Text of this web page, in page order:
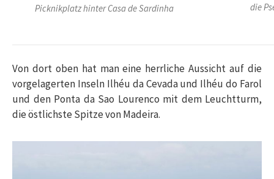
Picknikplatz hinter Casa de Sardinha die
Von dort oben hat man eine herrliche Aussicht auf die
vorgelagerten Inseln Ilhéu da Cevada und Ilhéu do Farol
und den Ponta da Sao Lourenco mit dem Leuchtturm,
die östlichste Spitze von Madeira.